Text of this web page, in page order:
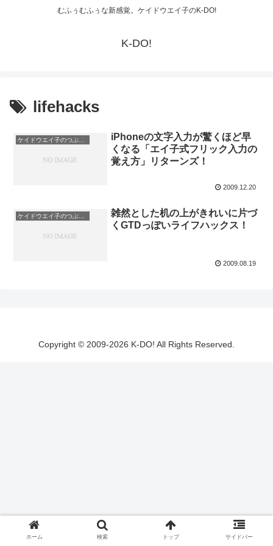
むふぅむふぅな新感覚。ケイドウエイ子のK-DO!
K-DO!
lifehacks
iPhoneの文字入力が驚くほど早
くなる「エイ子式フリック入力の
覚え方」リターンズ！
2009.12.20
雑然とした机の上がきれいに片づ
くGTDっぽいライフハックス！
2009.08.19
Copyright © 2009-2026 K-DO! All Rights Reserved.
ホーム 検索 トップ サイドバー